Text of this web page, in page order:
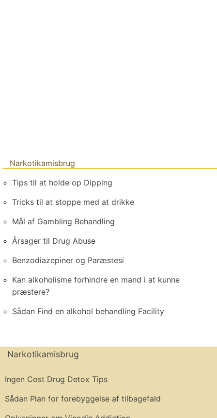
Narkotikamisbrug
Tips til at holde op Dipping
Tricks til at stoppe med at drikke
Mål af Gambling Behandling
Årsager til Drug Abuse
Benzodiazepiner og Paræstesi
Kan alkoholisme forhindre en mand i at kunne
præstere?
Sådan Find en alkohol behandling Facility
Narkotikamisbrug
Ingen Cost Drug Detox Tips
Sådan Plan for forebyggelse af tilbagefald